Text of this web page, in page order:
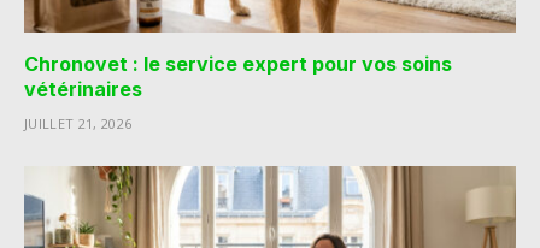
Chronovet : le service expert pour vos soins
vétérinaires
JUILLET 21, 2026